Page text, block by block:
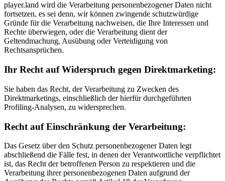
player.land wird die Verarbeitung personenbezogener Daten nicht
fortsetzen, es sei denn, wir können zwingende schutzwürdige
Gründe für die Verarbeitung nachweisen, die Ihre Interessen und
Rechte überwiegen, oder die Verarbeitung dient der
Geltendmachung, Ausübung oder Verteidigung von
Rechtsansprüchen.
Ihr Recht auf Widerspruch gegen Direktmarketing:
Sie haben das Recht, der Verarbeitung zu Zwecken des
Direktmarketings, einschließlich der hierfür durchgeführten
Profiling-Analysen, zu widersprechen.
Recht auf Einschränkung der Verarbeitung:
Das Gesetz über den Schutz personenbezogener Daten legt
abschließend die Fälle fest, in denen der Verantwortliche verpflichtet
ist, das Recht der betroffenen Person zu respektieren und die
Verarbeitung ihrer personenbezogenen Daten aufgrund der